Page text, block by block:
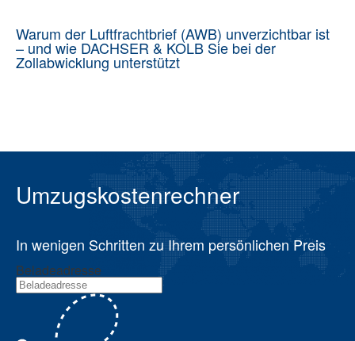
Warum der Luftfrachtbrief (AWB) unverzichtbar ist
– und wie DACHSER & KOLB Sie bei der
Zollabwicklung unterstützt
Umzugskostenrechner
In wenigen Schritten zu Ihrem persönlichen Preis
Beladeadresse